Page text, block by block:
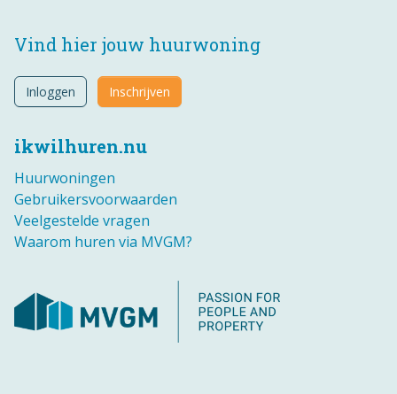
ikwilhuren.nu
Huurwoningen
Gebruikersvoorwaarden
Veelgestelde vragen
Waarom huren via MVGM?
Vind hier jouw huurwoning
Inloggen Inschrijven